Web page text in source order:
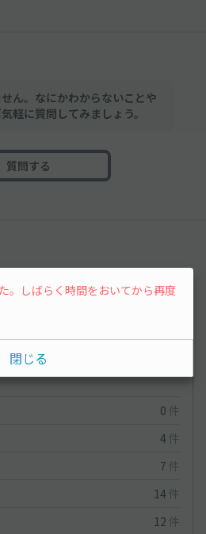
ん。なにかわからないことや
軽に質問してみましょう。
質問する
4.9 駐車料金
0 件
4 件
7 件
14 件
12 件
。しばらく時間をおいてから再度
閉じる